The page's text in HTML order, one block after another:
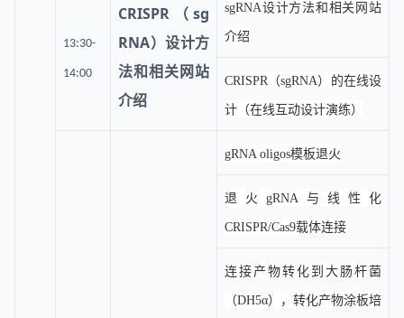
13:30-
14:00
CRISPR（sg
RNA）设计方
法和相关网站
介绍
sgRNA设计方法和相关网站
介绍
CRISPR（sgRNA）的在线设
计（在线互动设计演练）
gRNA oligos模板退火
退火gRNA与线性化
CRISPR/Cas9载体连接
连接产物转化到大肠杆菌
（DH5α），转化产物涂板培